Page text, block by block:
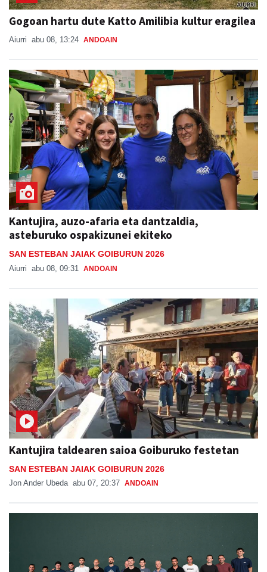
Gogoan hartu dute Katto Amilibia kultur eragilea
Aiurri abu 08, 13:24 ANDOAIN
Kantujira, auzo-afaria eta dantzaldia,
asteburuko ospakizunei ekiteko
SAN ESTEBAN JAIAK GOIBURUN 2026
Aiurri abu 08, 09:31 ANDOAIN
Kantujira taldearen saioa Goiburuko festetan
SAN ESTEBAN JAIAK GOIBURUN 2026
Jon Ander Ubeda abu 07, 20:37 ANDOAIN